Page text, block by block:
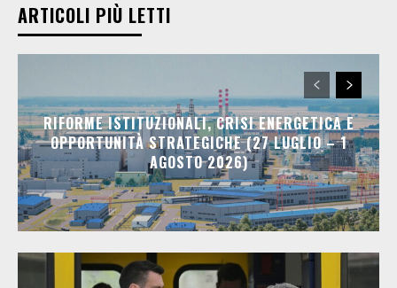
ARTICOLI PIÙ LETTI
RIFORME ISTITUZIONALI, CRISI ENERGETICA E
OPPORTUNITÀ STRATEGICHE (27 LUGLIO – 1
AGOSTO 2026)